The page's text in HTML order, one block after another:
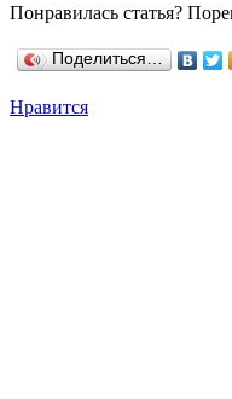
Понравилась статья?
Поделиться…
Нравится